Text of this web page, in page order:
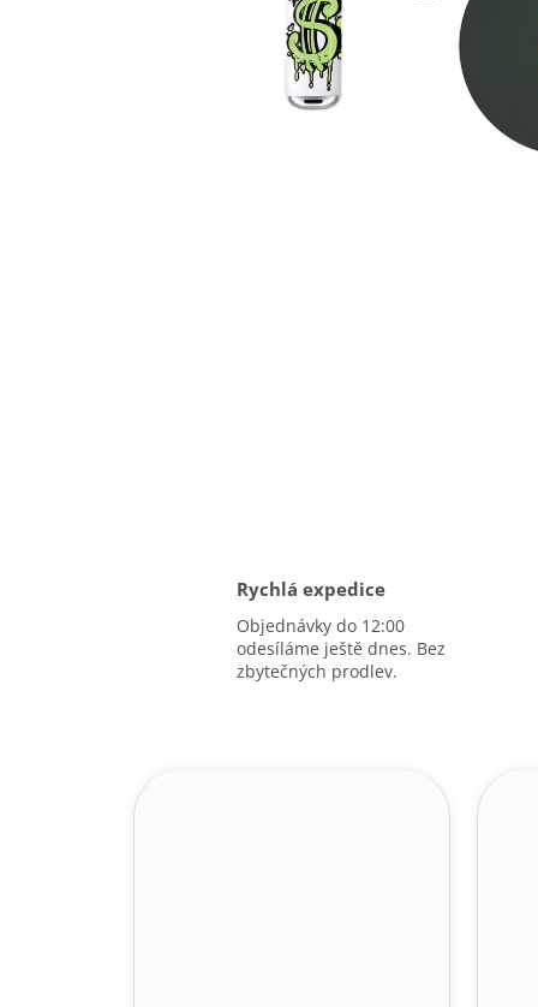
Rychlá expedice
Objednávky do 12:00
odesíláme ještě dnes. Bez
zbytečných prodlev.